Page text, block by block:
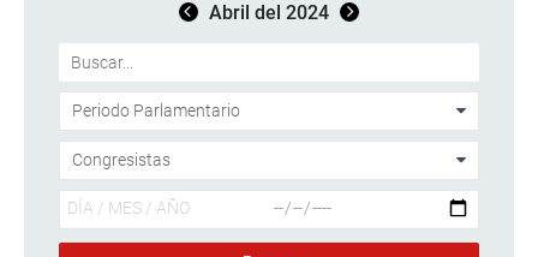
Abril del 2024